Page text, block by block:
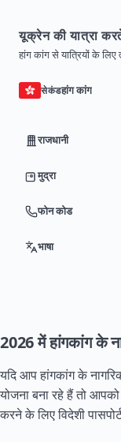
यूक्रेन की यात्रा
हांग कांग से यात्रियों के लिए
सेकंडहांग कांग
राजधानी
मुद्रा
फोन कोड
भाषा
2026 में हांगकांग के
यदि आप हांगकांग के
योजना बना रहे हैं तो
करने के लिए विदेशी